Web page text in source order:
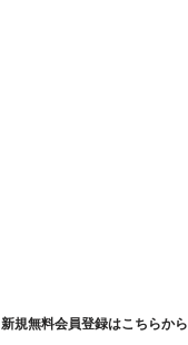
新規無料会員登録はこちらから